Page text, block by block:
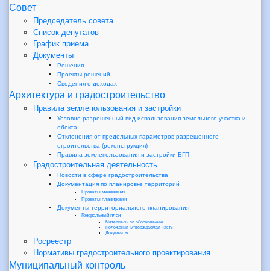
Совет
Председатель совета
Список депутатов
График приема
Документы
Решения
Проекты решений
Сведения о доходах
Архитектура и градостроительство
Правила землепользования и застройки
Условно разрешенный вид использования земельного участка и
обекта
Отклонения от предельных параметров разрешенного
строительства (реконструкция)
Правила землепользования и застройки БГП
Градостроительная деятельность
Новости в сфере градостроительства
Документация по планировке территорий
Проекты межевания
Проекты планировки
Документы территориального планирования
Генеральный план
Материалы по обоснованию
Положения (утверждаемая часть)
Документы
Росреестр
Нормативы градостроительного проектирования
Муниципальный контроль